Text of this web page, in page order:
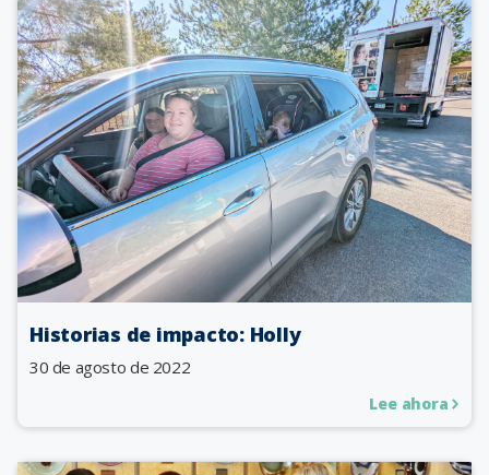
Historias de impacto: Holly
30 de agosto de 2022
Lee ahora